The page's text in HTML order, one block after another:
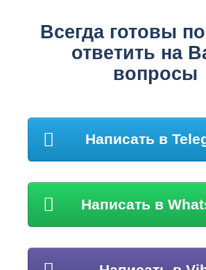
Всегда готовы
ответить на
вопросы
Написать в
Написать в